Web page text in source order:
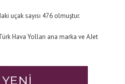
uçak sayısı 476 olmuştur.
Hava Yolları ana marka ve AJet